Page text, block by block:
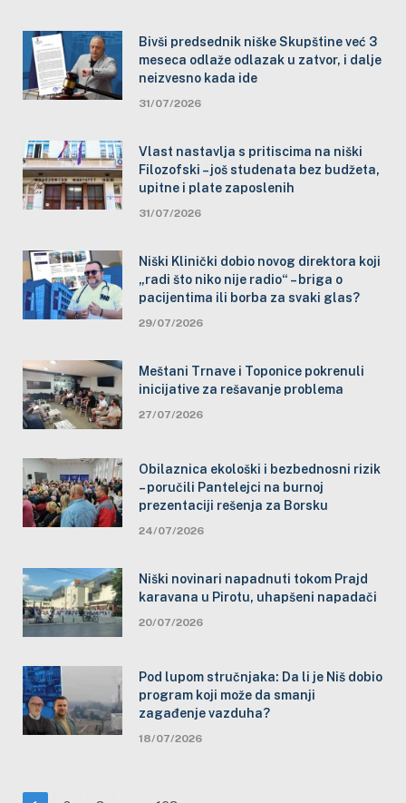
Bivši predsednik niške Skupštine već 3
meseca odlaže odlazak u zatvor, i dalje
neizvesno kada ide
31/07/2026
Vlast nastavlja s pritiscima na niški
Filozofski – još studenata bez budžeta,
upitne i plate zaposlenih
31/07/2026
Niški Klinički dobio novog direktora koji
„radi što niko nije radio“ – briga o
pacijentima ili borba za svaki glas?
29/07/2026
Meštani Trnave i Toponice pokrenuli
inicijative za rešavanje problema
27/07/2026
Obilaznica ekološki i bezbednosni rizik
– poručili Pantelejci na burnoj
prezentaciji rešenja za Borsku
24/07/2026
Niški novinari napadnuti tokom Prajd
karavana u Pirotu, uhapšeni napadači
20/07/2026
Pod lupom stručnjaka: Da li je Niš dobio
program koji može da smanji
zagađenje vazduha?
18/07/2026